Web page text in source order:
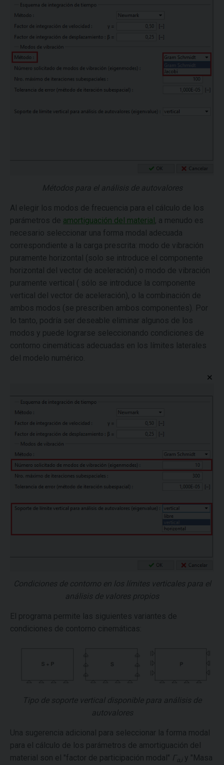
Métodos para el análisis de autovalores
Al elegir los modos de frecuencia para el cálculo de los
parámetros de amortiguación del material , a menudo es
necesario seleccionar una forma modal adecuada
correspondiente a la carga prescrita: modo de vibración
puramente horizontal (solo se introduce el componente
horizontal del vector de aceleración) o modo de vibración
puramente vertical ( sólo se introduce la componente
vertical del vector de aceleración), o la combinación de
ambos modos (se prescriben ambos componentes). Por
lo tanto, podría ser deseable eliminar algunos de los
modos y puede lograrse seleccionando condiciones de
contorno cinemáticas adecuadas en los límites laterales
del modelo numérico.
Condiciones de contorno en los límites verticales para el
análisis de valores propios
El programa permite las siguientes variantes de
condiciones de contorno cinemáticas:
Tipo de soporte vertical disponible para análisis de
autovalores
Una sugerencia adicional para seleccionar la forma modal
para el cálculo de los parámetros de amortiguación del
material son el "factor de participación modal" Γ α,i y "Masa